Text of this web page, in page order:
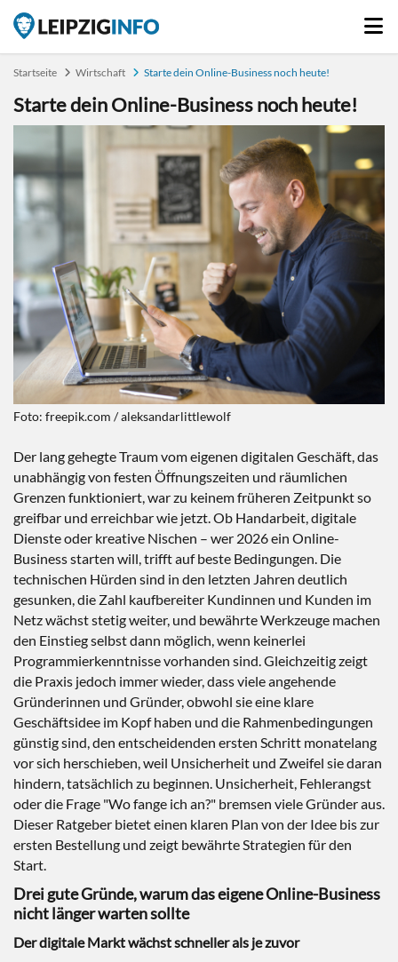
Startseite Wirtschaft Starte dein Online-Business noch heute!
Starte dein Online-Business noch heute!
Foto: freepik.com / aleksandarlittlewolf
Der lang gehegte Traum vom eigenen digitalen Geschäft, das
unabhängig von festen Öffnungszeiten und räumlichen
Grenzen funktioniert, war zu keinem früheren Zeitpunkt so
greifbar und erreichbar wie jetzt. Ob Handarbeit, digitale
Dienste oder kreative Nischen – wer 2026 ein Online-
Business starten will, trifft auf beste Bedingungen. Die
technischen Hürden sind in den letzten Jahren deutlich
gesunken, die Zahl kaufbereiter Kundinnen und Kunden im
Netz wächst stetig weiter, und bewährte Werkzeuge machen
den Einstieg selbst dann möglich, wenn keinerlei
Programmierkenntnisse vorhanden sind. Gleichzeitig zeigt
die Praxis jedoch immer wieder, dass viele angehende
Gründerinnen und Gründer, obwohl sie eine klare
Geschäftsidee im Kopf haben und die Rahmenbedingungen
günstig sind, den entscheidenden ersten Schritt monatelang
vor sich herschieben, weil Unsicherheit und Zweifel sie daran
hindern, tatsächlich zu beginnen. Unsicherheit, Fehlerangst
oder die Frage "Wo fange ich an?" bremsen viele Gründer aus.
Dieser Ratgeber bietet einen klaren Plan von der Idee bis zur
ersten Bestellung und zeigt bewährte Strategien für den
Start.
Drei gute Gründe, warum das eigene Online-Business
nicht länger warten sollte
Der digitale Markt wächst schneller als je zuvor